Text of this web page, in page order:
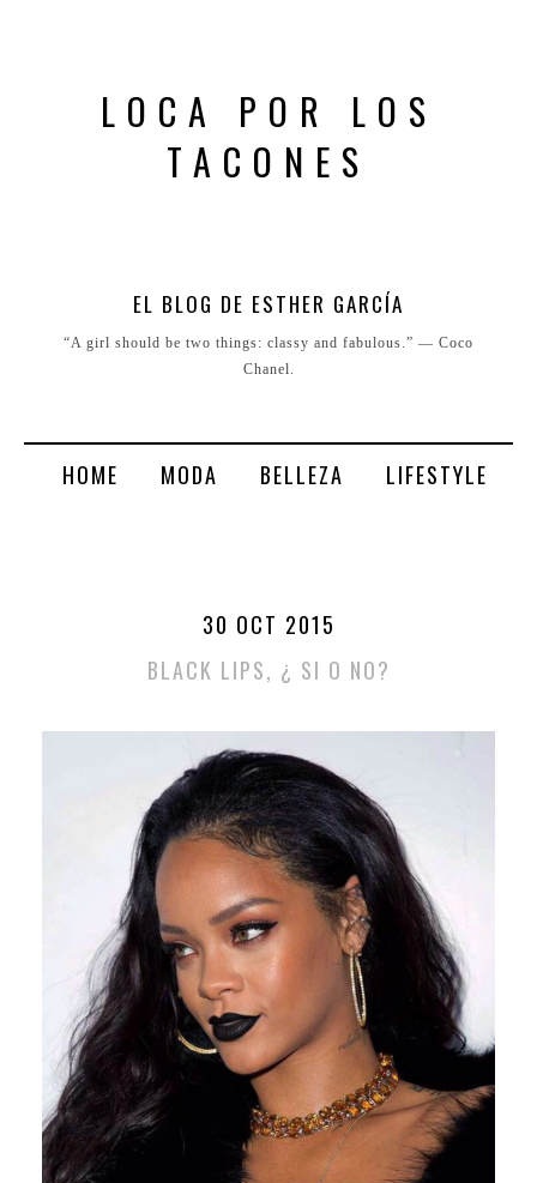
LOCA POR LOS
TACONES
EL BLOG DE ESTHER GARCÍA
“A girl should be two things: classy and fabulous.” ― Coco
Chanel.
HOME MODA BELLEZA LIFESTYLE
30 OCT 2015
BLACK LIPS, ¿ SI O NO?